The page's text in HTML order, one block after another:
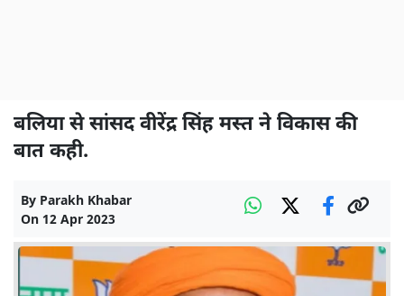
बलिया से सांसद वीरेंद्र सिंह मस्त ने विकास की
बात कही.
By Parakh Khabar
On 12 Apr 2023